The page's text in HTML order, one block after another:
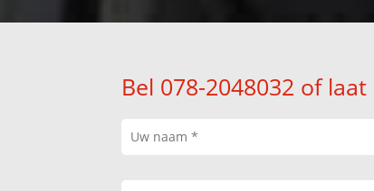
Bel 078-2048032 of